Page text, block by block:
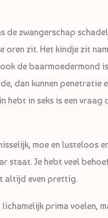
de zwangerschap
oren zit. Het kindje zit
de baarmoedermond
dan kunnen penetratie
hebt in seks is een vraag
moe en lusteloos
staat. Je hebt veel
altijd even prettig.
prima voelen,